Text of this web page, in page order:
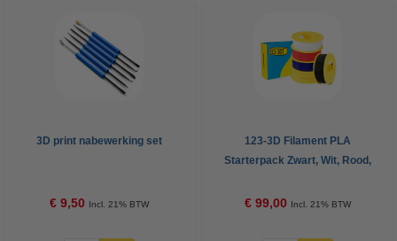
3D print nabewerking set
€ 9,50 Incl. 21% BTW
123-3D Filament PLA
Starterpack Zwart, Wit, Rood,
kg
€ 99,00 Incl. 21% BTW